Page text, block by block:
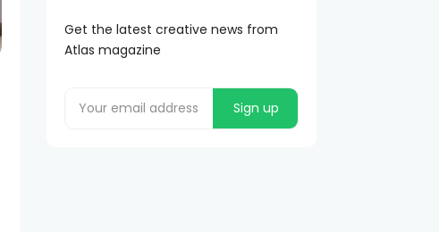
Get the latest creative news from
Atlas magazine